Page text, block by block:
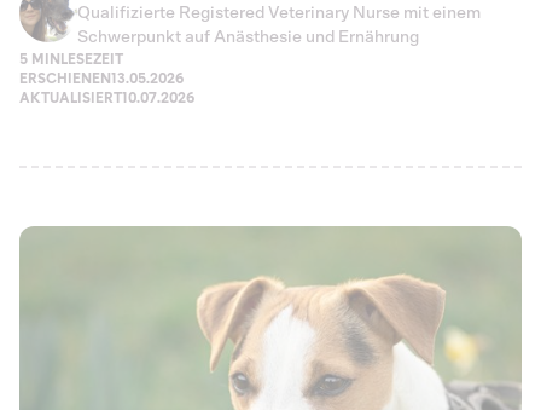
Qualifizierte Registered Veterinary Nurse mit einem
Schwerpunkt auf Anästhesie und Ernährung
5 MIN LESEZEIT
ERSCHIENEN13.05.2026
AKTUALISIERT10.07.2026